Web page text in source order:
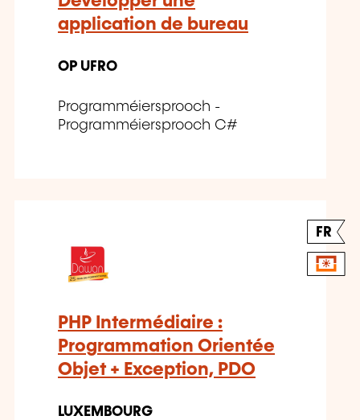
application de bureau
OP UFRO
Programméiersprooch -
Programméiersprooch C#
FR
PHP Intermédiaire :
Programmation Orientée
Objet + Exception, PDO
LUXEMBOURG